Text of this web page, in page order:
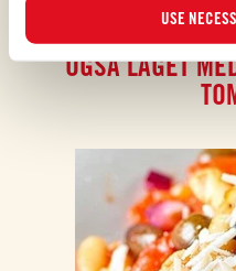
USE
OGSÅ LAGET